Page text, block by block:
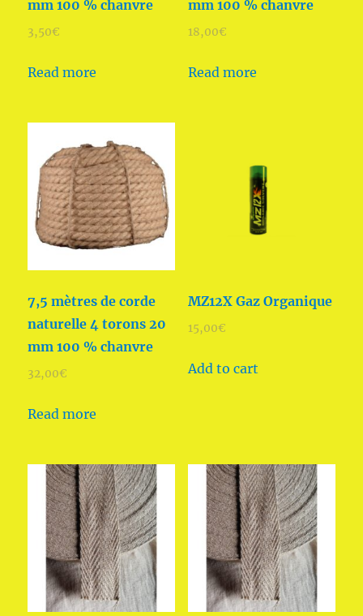
mm 100 % chanvre
3,50€
Read more
mm 100 % chanvre
18,00€
Read more
7,5 mètres de corde
naturelle 4 torons 20
mm 100 % chanvre
32,00€
Read more
MZ12X Gaz Organique
15,00€
Add to cart